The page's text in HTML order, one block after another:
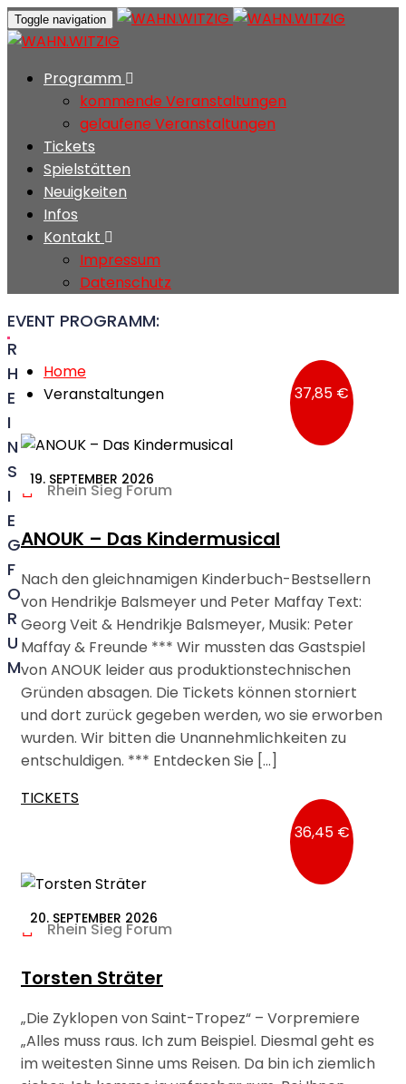
Toggle navigation
Programm
kommende Veranstaltungen
gelaufene Veranstaltungen
Tickets
Spielstätten
Neuigkeiten
Infos
Kontakt
Impressum
Datenschutz
EVENT PROGRAMM:
R
H
E
I
N
S
I
E
G
F
O
R
U
M
Home
Veranstaltungen
19. SEPTEMBER 2026
37,85 €
Rhein Sieg Forum
ANOUK – Das Kindermusical
Nach den gleichnamigen Kinderbuch-Bestsellern
von Hendrikje Balsmeyer und Peter Maffay Text:
Georg Veit & Hendrikje Balsmeyer, Musik: Peter
Maffay & Freunde *** Wir mussten das Gastspiel
von ANOUK leider aus produktionstechnischen
Gründen absagen. Die Tickets können storniert
und dort zurück gegeben werden, wo sie erworben
wurden. Wir bitten die Unannehmlichkeiten zu
entschuldigen. *** Entdecken Sie […]
TICKETS
20. SEPTEMBER 2026
36,45 €
Rhein Sieg Forum
Torsten Sträter
„Die Zyklopen von Saint-Tropez“ – Vorpremiere
„Alles muss raus. Ich zum Beispiel. Diesmal geht es
im weitesten Sinne ums Reisen. Da bin ich ziemlich